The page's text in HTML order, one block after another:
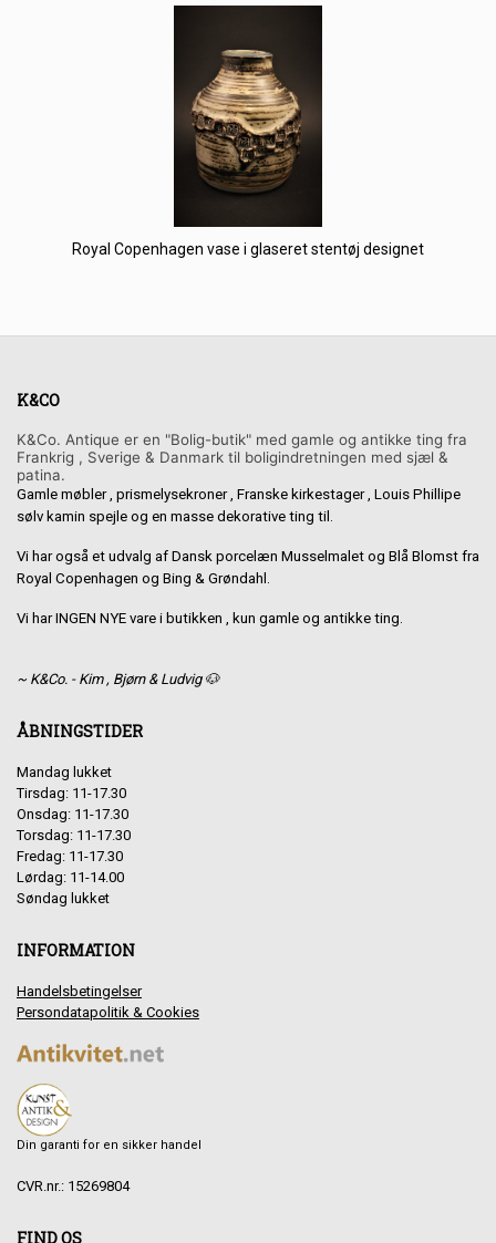
Royal Copenhagen vase i glaseret stentøj designet
K&CO
K&Co. Antique er en "Bolig-butik" med gamle og antikke ting fra
Frankrig , Sverige & Danmark til boligindretningen med sjæl &
patina.
Gamle møbler , prismelysekroner , Franske kirkestager , Louis Phillipe
sølv kamin spejle og en masse dekorative ting til.
Vi har også et udvalg af Dansk porcelæn Musselmalet og Blå Blomst fra
Royal Copenhagen og Bing & Grøndahl.
Vi har INGEN NYE vare i butikken , kun gamle og antikke ting.
~ K&Co. - Kim , Bjørn & Ludvig 🐶
ÅBNINGSTIDER
Mandag lukket
Tirsdag: 11-17.30
Onsdag: 11-17.30
Torsdag: 11-17.30
Fredag: 11-17.30
Lørdag: 11-14.00
Søndag lukket
INFORMATION
Handelsbetingelser
Persondatapolitik & Cookies
Din garanti for en sikker handel
CVR.nr.: 15269804
FIND OS